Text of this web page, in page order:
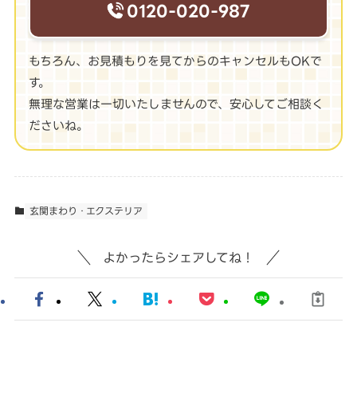
0120-020-987
もちろん、お見積もりを見てからのキャンセルもOKで
す。
無理な営業は一切いたしませんので、安心してご相談く
ださいね。
玄関まわり・エクステリア
よかったらシェアしてね！